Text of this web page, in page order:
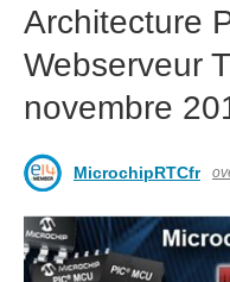
Architecture
Webserveur
novembre
MicrochipRTCfr